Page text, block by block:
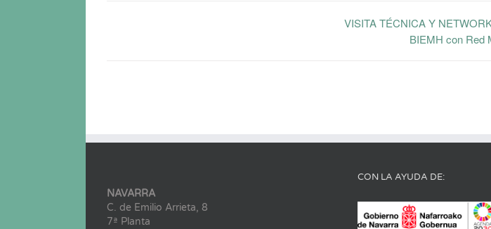
VISITA TÉCNICA Y
BIEMH con Red
NAVARRA
C. de Emilio Arrieta, 8
7ª Planta
CON LA AYUDA DE: